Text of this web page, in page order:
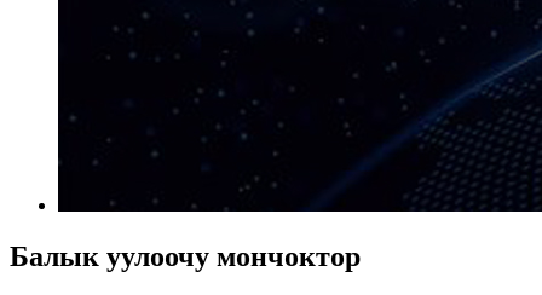
Балык уулоочу мончоктор